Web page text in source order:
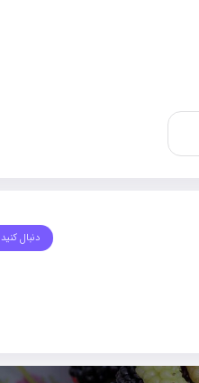
دنبال کنید